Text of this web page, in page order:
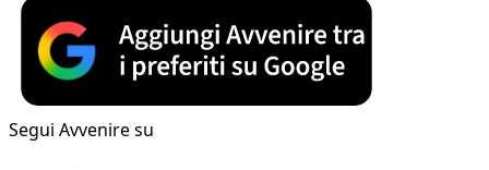
Segui Avvenire su